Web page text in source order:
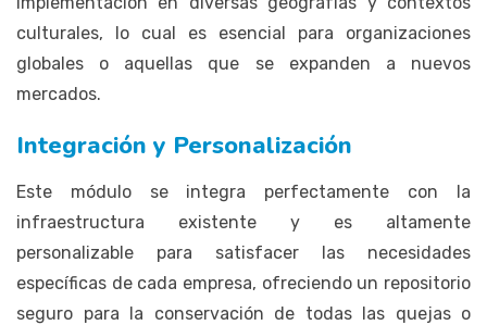
culturales, lo cual es esencial para organizaciones
globales o aquellas que se expanden a nuevos
mercados.
Integración y Personalización
Este módulo se integra perfectamente con la
infraestructura existente y es altamente
personalizable para satisfacer las necesidades
específicas de cada empresa, ofreciendo un repositorio
seguro para la conservación de todas las quejas o